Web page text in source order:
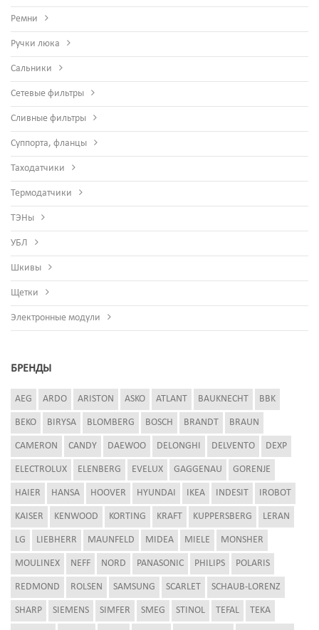
Ремни
Ручки люка
Сальники
Сетевые фильтры
Сливные фильтры
Суппорта, фланцы
Таходатчики
Термодатчики
ТЭНы
УБЛ
Шкивы
Щетки
Электронные модули
БРЕНДЫ
AEG ARDO ARISTON ASKO ATLANT BAUKNECHT BBK
BEKO BIRYSA BLOMBERG BOSCH BRANDT BRAUN
CAMERON CANDY DAEWOO DELONGHI DELVENTO DEXP
ELECTROLUX ELENBERG EVELUX GAGGENAU GORENJE
HAIER HANSA HOOVER HYUNDAI IKEA INDESIT IROBOT
KAISER KENWOOD KORTING KRAFT KUPPERSBERG LERAN
LG LIEBHERR MAUNFELD MIDEA MIELE MONSHER
MOULINEX NEFF NORD PANASONIC PHILIPS POLARIS
REDMOND ROLSEN SAMSUNG SCARLET SCHAUB-LORENZ
SHARP SIEMENS SIMFER SMEG STINOL TEFAL TEKA